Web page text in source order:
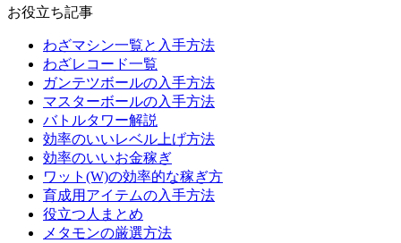
お役立ち記事
わざマシン一覧と入手方法
わざレコード一覧
ガンテツボールの入手方法
マスターボールの入手方法
バトルタワー解説
効率のいいレベル上げ方法
効率のいいお金稼ぎ
ワット(W)の効率的な稼ぎ方
育成用アイテムの入手方法
役立つ人まとめ
メタモンの厳選方法